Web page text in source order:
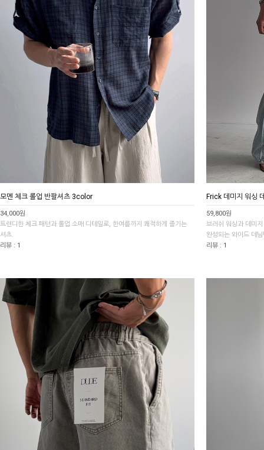
모멘 체크 롤업 반팔셔츠 3color
34,000원
트렌디한 체크 패턴과 롤업 소매 디테일로, 한여름까지 쾌적하게 즐기는
셔츠.
리뷰 : 1
Frick 데미지 워싱
59,800원
브러쉬 워싱과 데미
완성되는 와이드 데
리뷰 : 1